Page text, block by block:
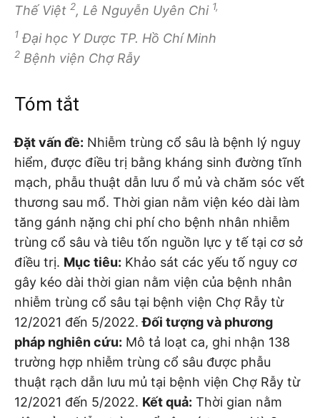
Thế Việt 2, Lê Nguyễn Uyên Chi 1,
1 Đại học Y Dược TP. Hồ Chí Minh
2 Bệnh viện Chợ Rẫy
Tóm tắt
Đặt vấn đề: Nhiễm trùng cổ sâu là bệnh lý nguy
hiểm, được điều trị bằng kháng sinh đường tĩnh
mạch, phẫu thuật dẫn lưu ổ mủ và chăm sóc vết
thương sau mổ. Thời gian nằm viện kéo dài làm
tăng gánh nặng chi phí cho bệnh nhân nhiễm
trùng cổ sâu và tiêu tốn nguồn lực y tế tại cơ sở
điều trị. Mục tiêu: Khảo sát các yếu tố nguy cơ
gây kéo dài thời gian nằm viện của bệnh nhân
nhiễm trùng cổ sâu tại bệnh viện Chợ Rẫy từ
12/2021 đến 5/2022.Đối tượng và phương
pháp nghiên cứu: Mô tả loạt ca, ghi nhận 138
trường hợp nhiễm trùng cổ sâu được phẫu
thuật rạch dẫn lưu mủ tại bệnh viện Chợ Rẫy từ
12/2021 đến 5/2022. Kết quả: Thời gian nằm